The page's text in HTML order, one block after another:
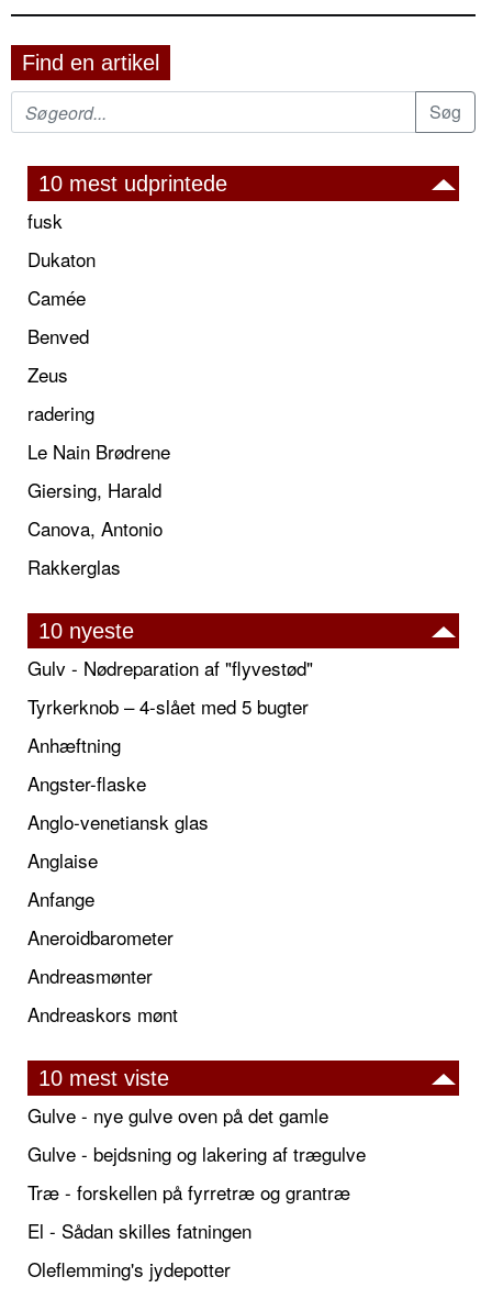
Find en artikel
10 mest udprintede
fusk
Dukaton
Camée
Benved
Zeus
radering
Le Nain Brødrene
Giersing, Harald
Canova, Antonio
Rakkerglas
10 nyeste
Gulv - Nødreparation af "flyvestød"
Tyrkerknob – 4-slået med 5 bugter
Anhæftning
Angster-flaske
Anglo-venetiansk glas
Anglaise
Anfange
Aneroidbarometer
Andreasmønter
Andreaskors mønt
10 mest viste
Gulve - nye gulve oven på det gamle
Gulve - bejdsning og lakering af trægulve
Træ - forskellen på fyrretræ og grantræ
El - Sådan skilles fatningen
Oleflemming's jydepotter